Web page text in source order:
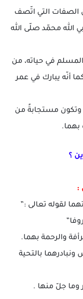
الصفات التي اتّصف
الله محمّد صلّى الله
المسلم في حياته، من
أنّه يبارك في عمر
وتكون مستجابةً من
بهما.
؟
لقوله تعالى :”
والرحمة بهما.
بالتحية
وما جلّ منها .